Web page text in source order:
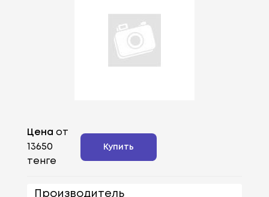
Цена от
13650
тенге
Купить
Производитель